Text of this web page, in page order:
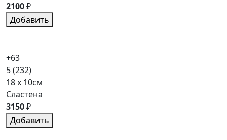
2100₽
Добавить
+63
5(232)
18 x 10см
Сластена
3150₽
Добавить